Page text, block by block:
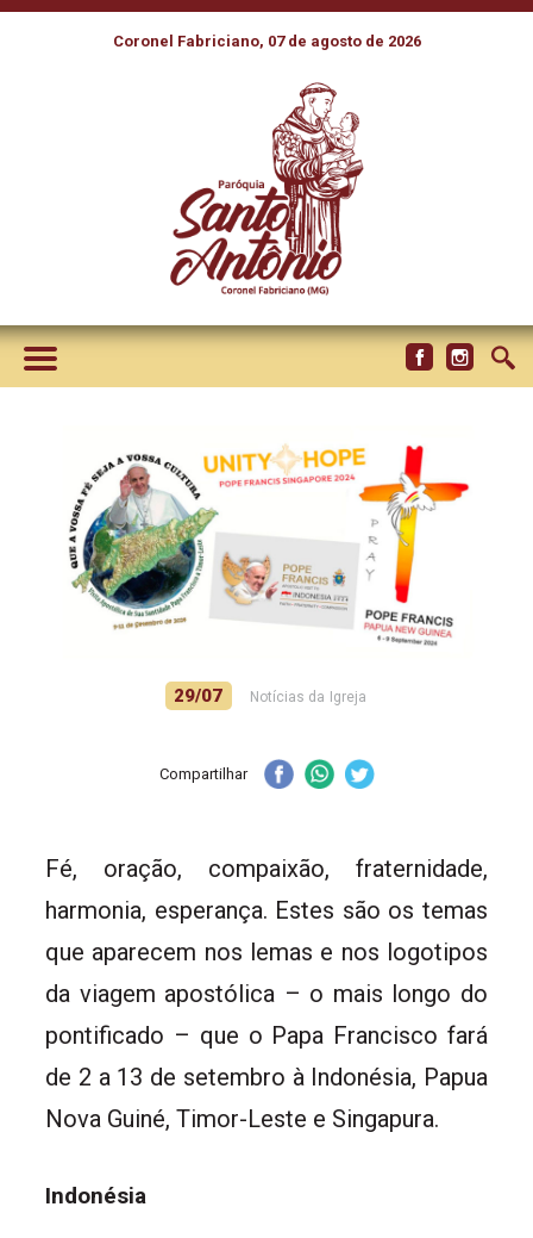
Coronel Fabriciano, 07 de agosto de 2026
PAPA FRANCISCO SE
PREPARA PARA VIAGEM
APOSTÓLICA À ÁSIA E
OCEANIA, DE 2 A 13 DE
SETEMBRO
29/07 Notícias da Igreja
Compartilhar
Fé, oração, compaixão, fraternidade,
harmonia, esperança. Estes são os temas
que aparecem nos lemas e nos logotipos
da viagem apostólica – o mais longo do
pontificado – que o Papa Francisco fará
de 2 a 13 de setembro à Indonésia, Papua
Nova Guiné, Timor-Leste e Singapura.
Indonésia